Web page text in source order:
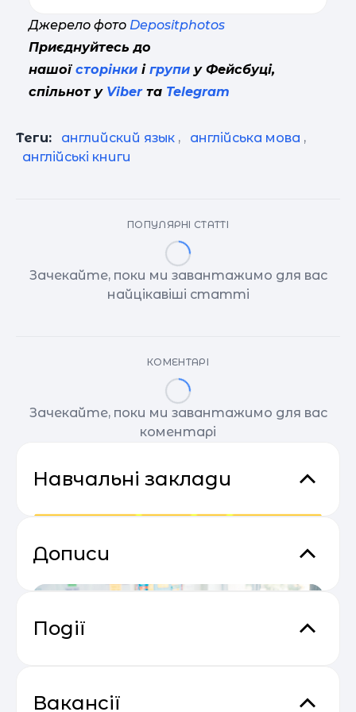
Джерело фото Depositphotos
Приєднуйтесь до
нашої сторінки і групи у Фейсбуці,
спільнот у Viberта Telegram
Теги: английский язык , англійська мова ,
англійські книги
ПОПУЛЯРНІ СТАТТІ
Зачекайте, поки ми завантажимо для вас
найцікавіші статті
КОМЕНТАРІ
Зачекайте, поки ми завантажимо для вас
коментарі
Навчальні заклади
Дописи
Події
“Святковий Email Boost”
Вакансії